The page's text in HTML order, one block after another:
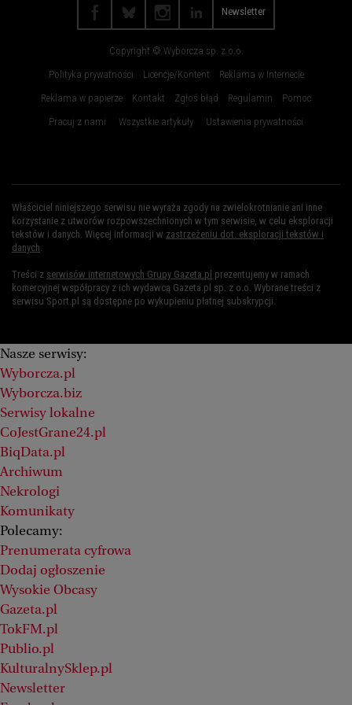
Wrocław
Zielona Góra
Newsletter
Copyright © Wyborcza sp. z o.o.
Polityka prywatności
Licencje/Kontent
Reklama w Internecie
Reklama w papierze
Kontakt Zgłoś błąd Regulamin
Pomoc
Pracuj z nami
Wszystkie artykuły Ustawienia prywatności
Właściciel niniejszego serwisu nie wyraża zgody na zwielokrotnianie ani inne
korzystanie z utworów rozpowszechnionych w tym serwisie, w celu eksploracji
tekstów i danych. Więcej informacji w zastrzeżeniu dot. eksploracji tekstów i
danych.
Treści z serwisów internetowych Grupy Gazeta.pl prezentujemy w ramach
komercyjnej współpracy z ich wydawcą Gazeta.pl sp. z o.o. Wybrane treści z
serwisu Sport.pl są dostępne po wykupieniu płatnej subskrypcji.
Nasze serwisy:
Wyborcza.pl
Wyborcza.biz
Serwisy lokalne
CoJestGrane24.pl
BiqData.pl
Archiwum
Nekrologi
Komunikaty
Polecamy:
Prenumerata cyfrowa
Dodaj ogłoszenie
Wysokie Obcasy
Gazeta.pl
TokFM.pl
Publio.pl
KulturalnySklep.pl
Newsletter